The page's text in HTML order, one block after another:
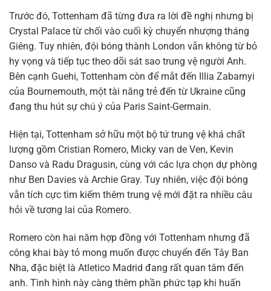
Trước đó, Tottenham đã từng đưa ra lời đề nghị nhưng bị
Crystal Palace từ chối vào cuối kỳ chuyển nhượng tháng
Giêng. Tuy nhiên, đội bóng thành London vẫn không từ bỏ
hy vọng và tiếp tục theo dõi sát sao trung vệ người Anh.
Bên cạnh Guehi, Tottenham còn để mắt đến Illia Zabarnyi
của Bournemouth, một tài năng trẻ đến từ Ukraine cũng
đang thu hút sự chú ý của Paris Saint-Germain.
Hiện tại, Tottenham sở hữu một bộ tứ trung vệ khá chất
lượng gồm Cristian Romero, Micky van de Ven, Kevin
Danso và Radu Dragusin, cùng với các lựa chọn dự phòng
như Ben Davies và Archie Gray. Tuy nhiên, việc đội bóng
vẫn tích cực tìm kiếm thêm trung vệ mới đặt ra nhiều câu
hỏi về tương lai của Romero.
Romero còn hai năm hợp đồng với Tottenham nhưng đã
công khai bày tỏ mong muốn được chuyển đến Tây Ban
Nha, đặc biệt là Atletico Madrid đang rất quan tâm đến
anh. Tình hình này càng thêm phần phức tạp khi huấn